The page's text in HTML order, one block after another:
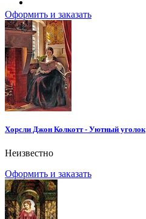
Оформить и заказать
Хорсли Джон Колкотт - Уютный уголок
Неизвестно
Оформить и заказать